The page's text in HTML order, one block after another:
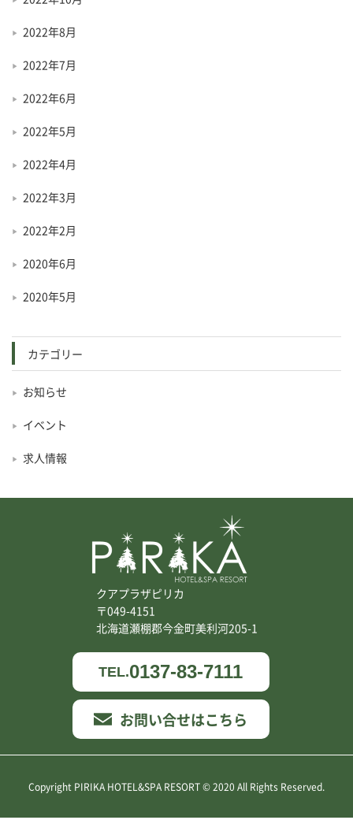
2022年8月
2022年7月
2022年6月
2022年5月
2022年4月
2022年3月
2022年2月
2020年6月
2020年5月
カテゴリー
お知らせ
イベント
求人情報
クアプラザピリカ
〒049-4151
北海道瀬棚郡今金町美利河205-1
TEL.0137-83-7111
お問い合せはこちら
Copyright PIRIKA HOTEL&SPA RESORT © 2020 All Rights Reserved.